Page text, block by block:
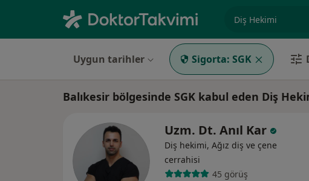
Uygun tarihler Sigorta: SGK
Balıkesir bölgesinde SGK kabul eden Diş
Uzm. Dt. Anıl Kar
Diş hekimi, Ağız diş ve çene
cerrahisi
45 görüş